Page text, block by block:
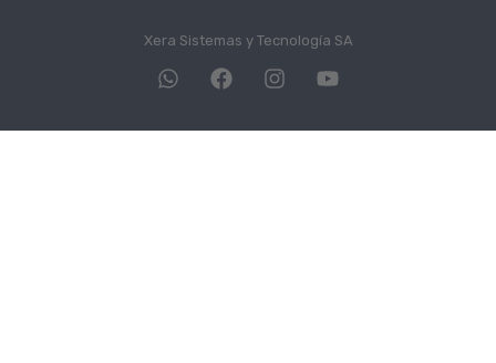
Xera Sistemas y Tecnología SA